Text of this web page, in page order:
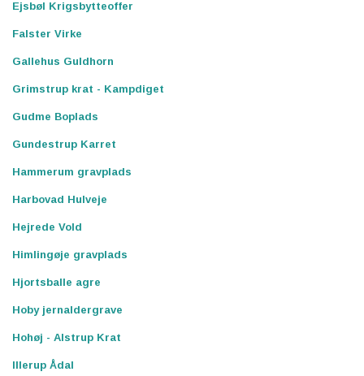
Ejsbøl Krigsbytteoffer
Falster Virke
Gallehus Guldhorn
Grimstrup krat - Kampdiget
Gudme Boplads
Gundestrup Karret
Hammerum gravplads
Harbovad Hulveje
Hejrede Vold
Himlingøje gravplads
Hjortsballe agre
Hoby jernaldergrave
Hohøj - Alstrup Krat
Illerup Ådal